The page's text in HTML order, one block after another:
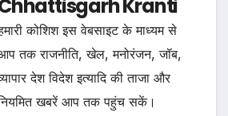
Kranti
कोशिश इस वेबसाइट के माध्यम से
तक राजनीति, खेल, मनोरंजन, जॉब,
देश विदेश इत्यादि की ताजा और
खबरें आप तक पहुंच सकें।